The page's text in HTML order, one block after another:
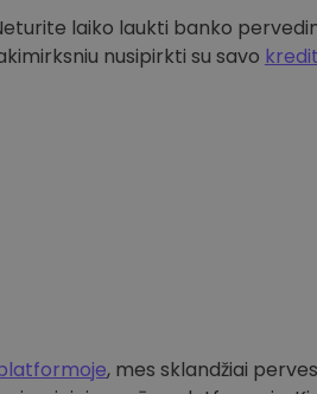
laiko laukti banko
nusipirkti su savo
, mes sklandžiai